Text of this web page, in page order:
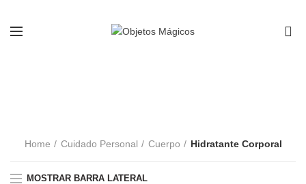
Home Cuidado Personal Cuerpo Hidratante Corporal
MOSTRAR BARRA LATERAL